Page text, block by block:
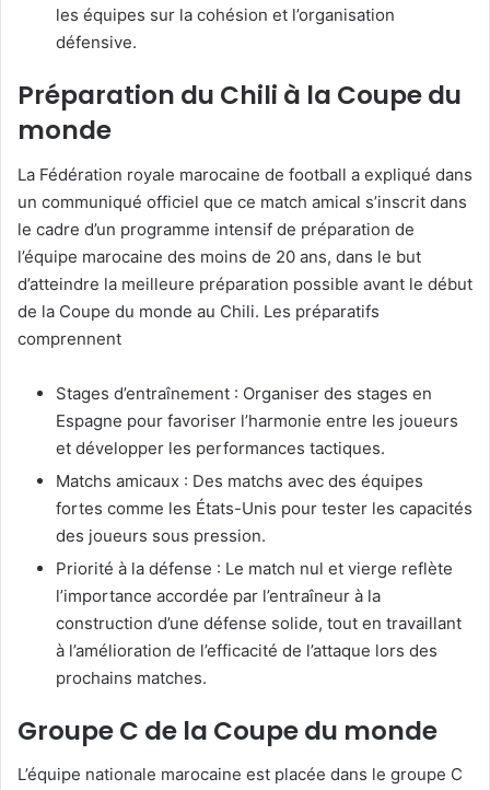
les équipes sur la cohésion et l’organisation
défensive.
Préparation du Chili à la Coupe du
monde
La Fédération royale marocaine de football a expliqué dans
un communiqué officiel que ce match amical s’inscrit dans
le cadre d’un programme intensif de préparation de
l’équipe marocaine des moins de 20 ans, dans le but
d’atteindre la meilleure préparation possible avant le début
de la Coupe du monde au Chili. Les préparatifs
comprennent
Stages d’entraînement : Organiser des stages en
Espagne pour favoriser l’harmonie entre les joueurs
et développer les performances tactiques.
Matchs amicaux : Des matchs avec des équipes
fortes comme les États-Unis pour tester les capacités
des joueurs sous pression.
Priorité à la défense : Le match nul et vierge reflète
l’importance accordée par l’entraîneur à la
construction d’une défense solide, tout en travaillant
à l’amélioration de l’efficacité de l’attaque lors des
prochains matches.
Groupe C de la Coupe du monde
L’équipe nationale marocaine est placée dans le groupe C